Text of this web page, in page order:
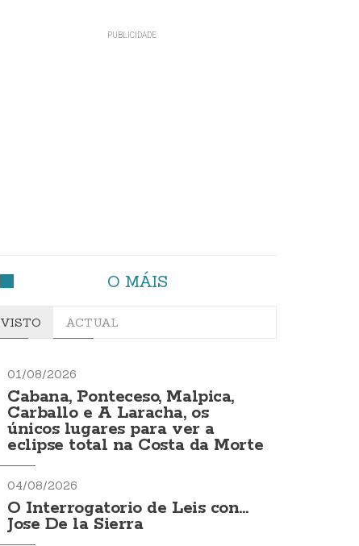
O MÁIS
VISTO ACTUAL
01/08/2026
Cabana, Ponteceso, Malpica,
Carballo e A Laracha, os
únicos lugares para ver a
eclipse total na Costa da Morte
04/08/2026
O Interrogatorio de Leis con...
Jose De la Sierra